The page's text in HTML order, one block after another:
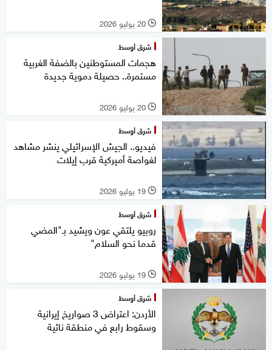
l 20 يوليو 2026
شرق أوسط
هجمات المستوطنين بالضفة الغربية
مستمرة.. حصيلة دموية جديدة
l 20 يوليو 2026
شرق أوسط
فيديو.. الجيش الإسرائيلي ينشر مشاهد
لغواصة أميركية قرب إيلات
l 19 يوليو 2026
شرق أوسط
روبيو يلتقي عون ويشيد بـ"المضي
قدما نحو السلام"
l 19 يوليو 2026
شرق أوسط
الأردن: اعتراض 3 صواريخ إيرانية
وسقوط رابع في منطقة نائية